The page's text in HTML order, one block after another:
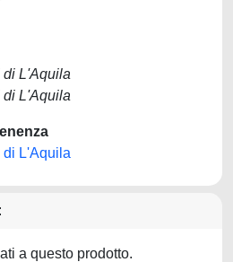
di L'Aquila
di L'Aquila
di L'Aquila
a questo prodotto.